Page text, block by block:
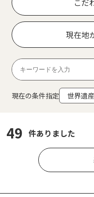
こだ
現在地
現在の条件指定 世界遺
49 件ありました